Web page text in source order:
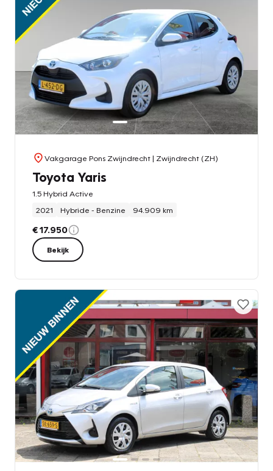
Vakgarage Pons Zwijndrecht| Zwijndrecht (ZH)
Toyota Yaris
1.5 Hybrid Active
2021
Hybride - Benzine 94.909 km
€ 17.950
Bekijk